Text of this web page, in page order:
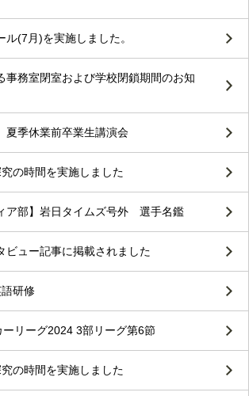
ル(7月)を実施しました。
事務室閉室および学校閉鎖期間のお知
夏季休業前卒業生講演会
の時間を実施しました
ア部】岩日タイムズ号外 選手名鑑
ビュー記事に掲載されました
研修
リーグ2024 3部リーグ第6節
の時間を実施しました